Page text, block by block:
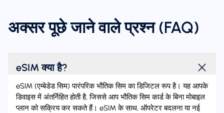
अक्सर पूछे जाने वाले प्रश्न (FAQ)
eSIM क्या है?
eSIM (एम्बेडेड सिम) पारंपरिक भौतिक सिम का डिजिटल रूप है। यह आपके
डिवाइस में अंतर्निहित होती है, जिससे आप भौतिक सिम कार्ड के बिना मोबाइल
प्लान को सक्रिय कर सकते हैं। eSIM के साथ, ऑपरेटर बदलना या नई